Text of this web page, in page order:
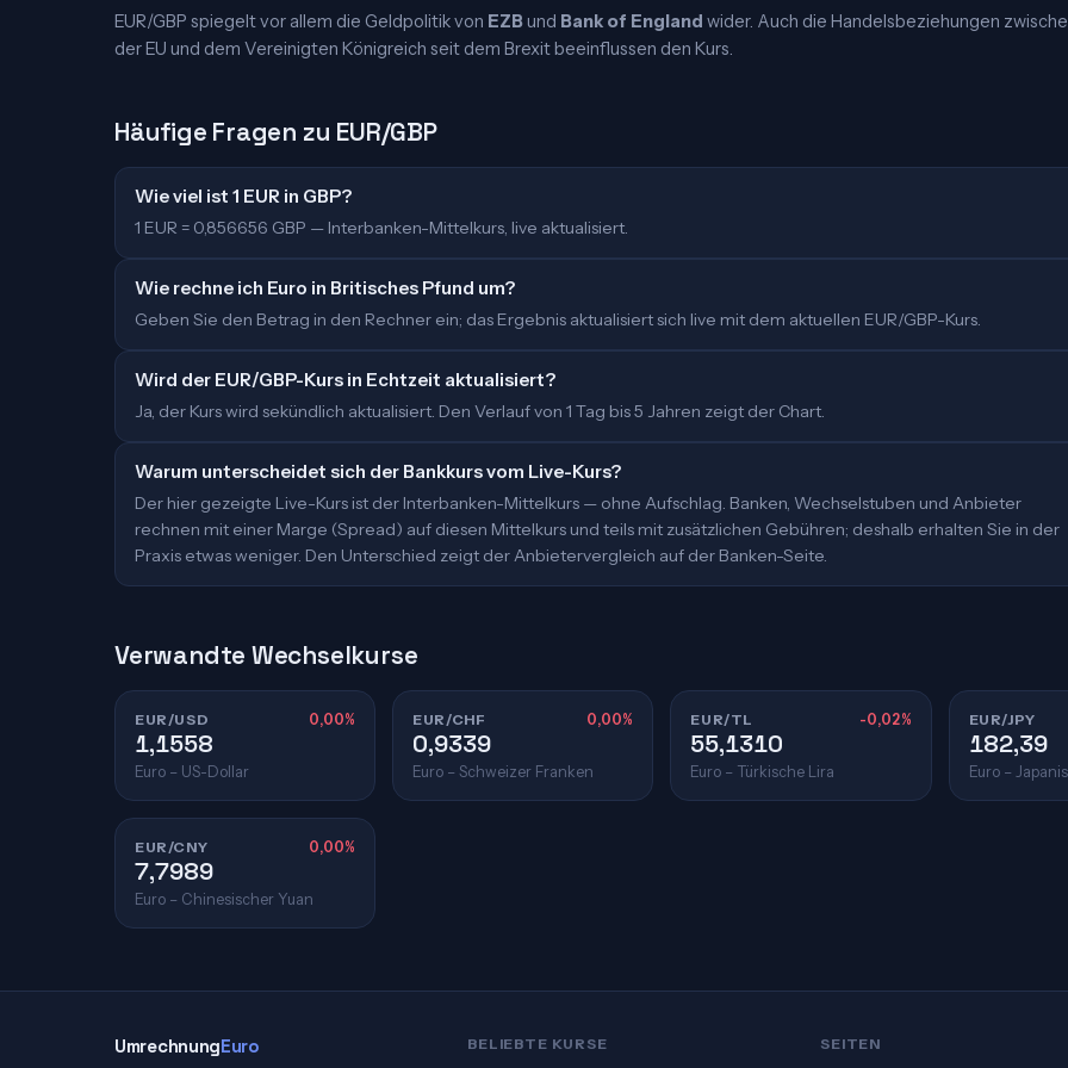
EUR/GBP spiegelt vor allem die Geldpolitik von EZBund Bank of England wider. Auch die Handelsbeziehungen
der EU und dem Vereinigten Königreich seit dem Brexit beeinflussen den Kurs.
Häufige Fragen zu EUR/GBP
Wie viel ist 1 EUR in GBP?
1 EUR = 0,856656 GBP — Interbanken-Mittelkurs, live aktualisiert.
Wie rechne ich Euro in Britisches Pfund um?
Geben Sie den Betrag in den Rechner ein; das Ergebnis aktualisiert sich live mit dem aktuellen EUR/GBP-Kurs.
Wird der EUR/GBP-Kurs in Echtzeit aktualisiert?
Ja, der Kurs wird sekündlich aktualisiert. Den Verlauf von 1 Tag bis 5 Jahren zeigt der Chart.
Warum unterscheidet sich der Bankkurs vom Live-Kurs?
Der hier gezeigte Live-Kurs ist der Interbanken-Mittelkurs — ohne Aufschlag. Banken, Wechselstuben und Anbieter
rechnen mit einer Marge (Spread) auf diesen Mittelkurs und teils mit zusätzlichen Gebühren; deshalb erhalten Sie in der
Praxis etwas weniger. Den Unterschied zeigt der Anbietervergleich auf der Banken-Seite.
Verwandte Wechselkurse
EUR/USD 0,00%
1,1558
Euro – US-Dollar
EUR/CHF 0,00%
0,9339
Euro – Schweizer Franken
EUR/TL -0,02%
55,1310
Euro – Türkische Lira
EUR/JPY
182,39
Euro –
EUR/CNY 0,00%
7,7989
Euro – Chinesischer Yuan
UmrechnungEuro BELIEBTE KURSE SEITEN